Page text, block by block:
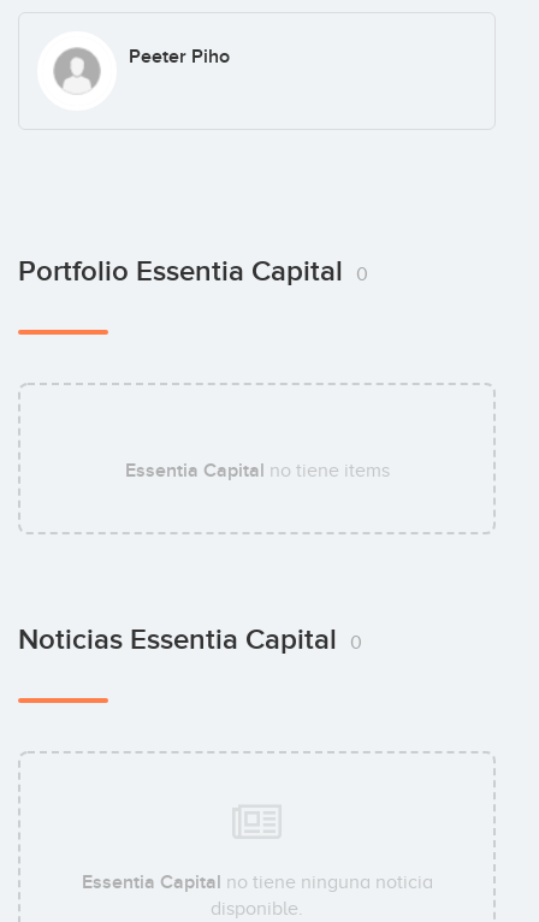
Peeter Piho
Portfolio Essentia Capital 0
Essentia Capital no tiene items
Noticias Essentia Capital 0
Essentia Capital no tiene ninguna noticia
disponible.